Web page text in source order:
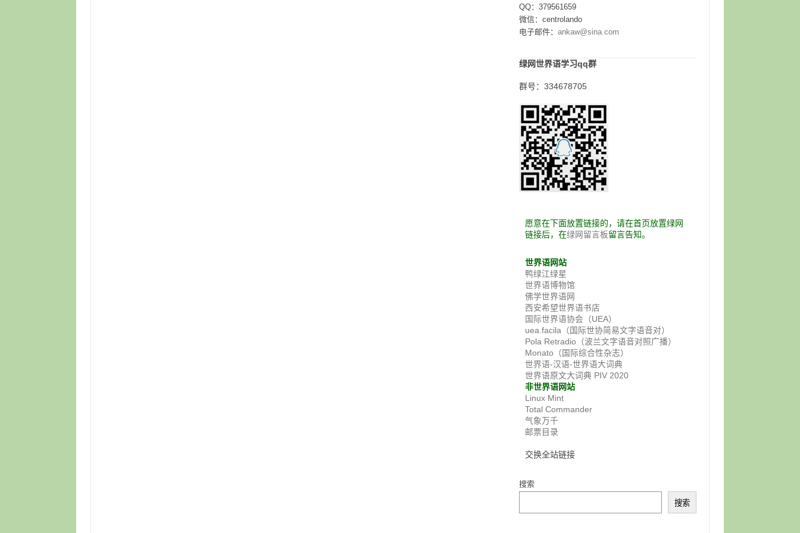
QQ：379561659
微信：centrolando
电子邮件：ankaw@sina.com
绿网世界语学习qq群
群号：334678705
愿意在下面放置链接的，请在首页放置绿网
链接后，在绿网留言板留言告知。
世界语网站
鸭绿江绿星
世界语博物馆
佛学世界语网
西安希望世界语书店
国际世界语协会（UEA）
uea.facila（国际世协简易文字语音对）
Pola Retradio（波兰文字语音对照广播）
Monato（国际综合性杂志）
世界语-汉语-世界语大词典
世界语原文大词典 PIV 2020
非世界语网站
Linux Mint
Total Commander
气象万千
邮票目录
交换全站链接
搜索
搜索